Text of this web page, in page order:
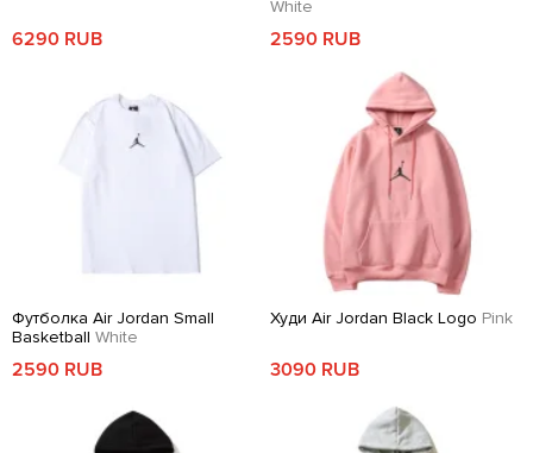
6290 RUB
White
2590 RUB
Футболка Air Jordan Small
Basketball White
2590 RUB
Худи Air Jordan Black Logo Pink
3090 RUB